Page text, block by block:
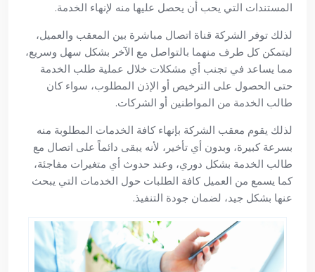
المستندات التي يحب أن يحصل عليها منه لإنهاء الخدمة.
لذلك توفر الشركة قناة اتصال مباشرة بين المعقب والعميل،
ليتمكن كل طرف منهما بالتواصل مع الآخر بشكل سهل وسريع،
مما يساعد في تجنب أي مشكلات خلال عملية طلب الخدمة
حتى الحصول على الترخيص أو الإذن المطلوب، سواء كان
طالب الخدمة من المواطنين أو الشركات.
لذلك يقوم معقب الشركة بإنهاء كافة الخدمات المطلوبة منه
بسرعة كبيرة، وبدون أي تأخير، لأنه يبقى دائماً على اتصال مع
طالب الخدمة بشكل دوري، وعند حدوث أي متغيرات مفاجئة،
كما يسمع من العميل كافة الطلبات حول الخدمات التي يبحث
عنها بشكل جيد، لضمان جودة التنفيذ.